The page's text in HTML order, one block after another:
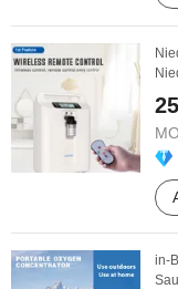
in-